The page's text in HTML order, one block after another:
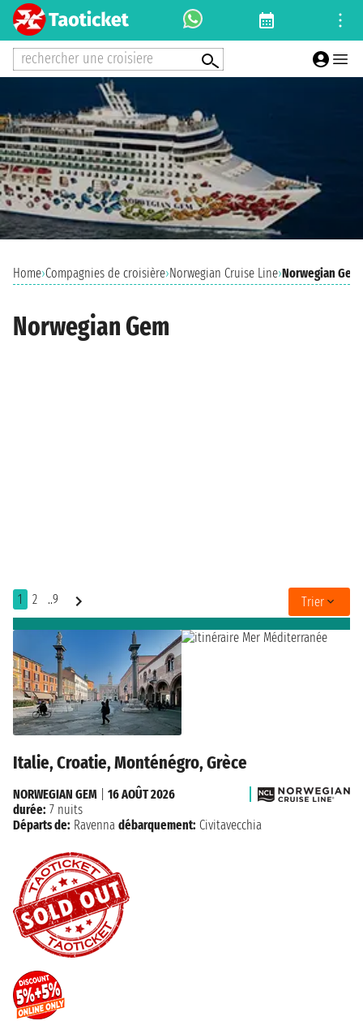
rechercher une croisiere
Home›Compagnies de croisière›Norwegian Cruise Line›Norwegian Gem
Norwegian Gem
1 2 ..9 Trier
Italie, Croatie, Monténégro, Grèce
NORWEGIAN GEM
16 AOÛT 2026
durée: 7 nuits
Départs de: Ravenna débarquement: Civitavecchia